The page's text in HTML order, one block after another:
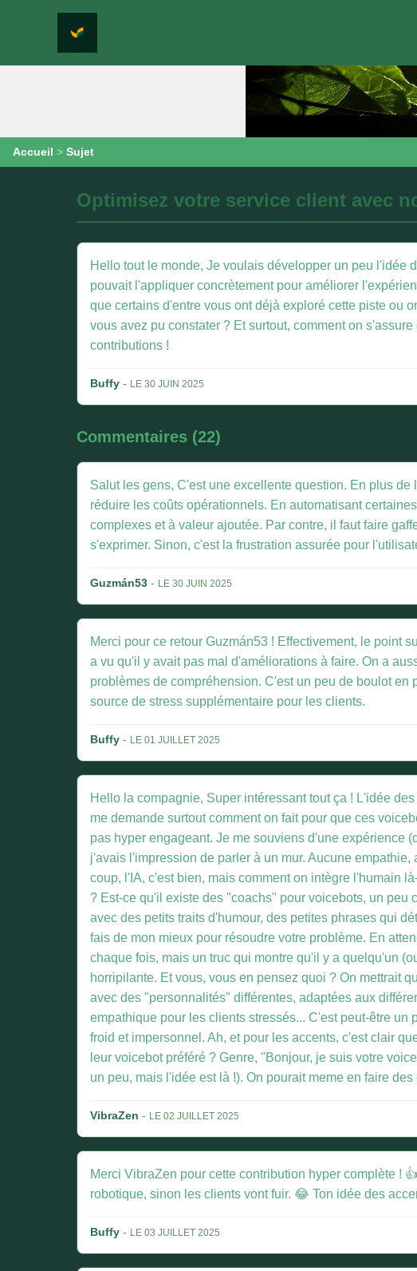
Accueil > Sujet
Optimisez votre service client avec
Hello tout le monde, Je voulais développer un peu l'idée
pouvait l'appliquer concrètement pour améliorer
que certains d'entre vous ont déjà exploré cette piste ou
vous avez pu constater ? Et surtout, comment on
contributions !
Buffy - LE 30 JUIN 2025
Commentaires (22)
Salut les gens, C'est une excellente question. En plus
réduire les coûts opérationnels. En automatisant
complexes et à valeur ajoutée. Par contre, il faut faire
s'exprimer. Sinon, c'est la frustration assurée pour
Guzmán53 - LE 30 JUIN 2025
Merci pour ce retour Guzmán53 ! Effectivement, le point
a vu qu'il y avait pas mal d'améliorations à faire. On a
problèmes de compréhension. C'est un peu de boulot
source de stress supplémentaire pour les clients.
Buffy - LE 01 JUILLET 2025
Hello la compagnie, Super intéressant tout ça ! L'idée
me demande surtout comment on fait pour que ces
pas hyper engageant. Je me souviens d'une expérience
j'avais l'impression de parler à un mur. Aucune
coup, l'IA, c'est bien, mais comment on intègre l'humain
? Est-ce qu'il existe des "coachs" pour voicebots, un
avec des petits traits d'humour, des petites phrases qui
fais de mon mieux pour résoudre votre problème. En
chaque fois, mais un truc qui montre qu'il y a quelqu'un
horripilante. Et vous, vous en pensez quoi ? On mettrait
avec des "personnalités" différentes, adaptées aux
empathique pour les clients stressés... C'est peut-être un
froid et impersonnel. Ah, et pour les accents, c'est clair
leur voicebot préféré ? Genre, "Bonjour, je suis votre
un peu, mais l'idée est là !). On pourait meme en faire
VibraZen - LE 02 JUILLET 2025
Merci VibraZen pour cette contribution hyper complète !
robotique, sinon les clients vont fuir. 😂 Ton idée des
Buffy - LE 03 JUILLET 2025